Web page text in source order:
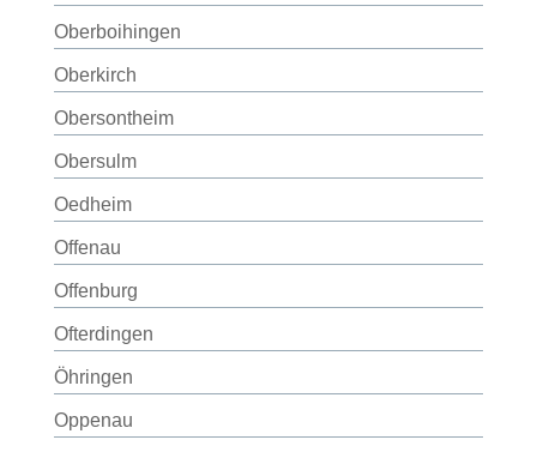
Oberboihingen
Oberkirch
Obersontheim
Obersulm
Oedheim
Offenau
Offenburg
Ofterdingen
Öhringen
Oppenau